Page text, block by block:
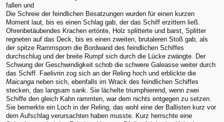
fallen und
Die Schreie der feindlichen Besatzungen wurden für einen kurzen
Moment laut, bis es einen Schlag gab, der das Schiff erzittern ließ.
Ohrenbetäubendes Krachen ertönte, Holz splitterte und barst, Splitter
regneten auf das Deck, bis es einen zweiten, brutaleren Stoß gab, als
der spitze Rammsporn die Bordwand des feindlichen Schiffes
durchschlug und der breite Rumpf sich durch die Lücke zwängte. Der
Schwung der Geschwindigkeit schob die schwere Galeasse weiter durch
das Schiff. Faelivrin zog sich an der Reling hoch und erblickte die
Maicanga neben sich, ebenfalls im Wrack des feindlichen Schiffes
stecken, das langsam sank. Sie lächelte triumphierend, wenn zwei
Schiffe den gleich Kahn rammten, war dem nichts entgegen zu setzen.
Sie bemerkte ein Loch in der Reling, das wohl eine der Ballisten kurz vor
dem Aufschlag verursachten haben musste. Kurz herrschte eine